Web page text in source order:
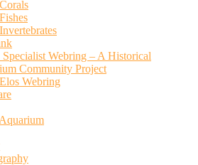
Corals
Fishes
Invertebrates
Webring – A Historical
Community Project
Elos Webring